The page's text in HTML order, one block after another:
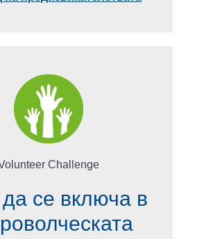
Challenge
се включа в